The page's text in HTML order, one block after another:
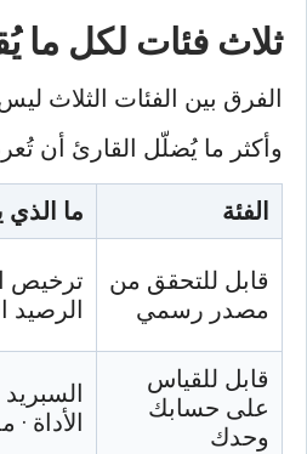
ثلاث فئات لكل ما
الفرق بين الفئات الثلاث
وأكثر ما يُضلّل القارئ أن
الفئة ما الذي
قابل للتحقق من
مصدر رسمي
ترخيص
الرصيد
قابل للقياس
على حسابك
وحدك
السبريد
الأداة